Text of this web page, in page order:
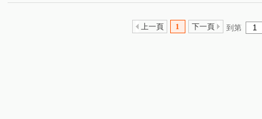
上一頁 1 下一頁 到第